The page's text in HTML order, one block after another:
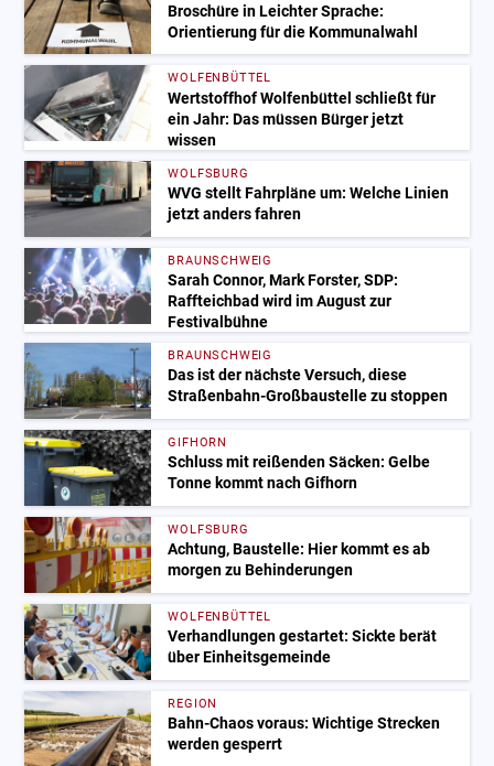
Broschüre in Leichter Sprache:
Orientierung für die Kommunalwahl
WOLFENBÜTTEL
Wertstoffhof Wolfenbüttel schließt für
ein Jahr: Das müssen Bürger jetzt
wissen
WOLFSBURG
WVG stellt Fahrpläne um: Welche Linien
jetzt anders fahren
BRAUNSCHWEIG
Sarah Connor, Mark Forster, SDP:
Raffteichbad wird im August zur
Festivalbühne
BRAUNSCHWEIG
Das ist der nächste Versuch, diese
Straßenbahn-Großbaustelle zu stoppen
GIFHORN
Schluss mit reißenden Säcken: Gelbe
Tonne kommt nach Gifhorn
WOLFSBURG
Achtung, Baustelle: Hier kommt es ab
morgen zu Behinderungen
WOLFENBÜTTEL
Verhandlungen gestartet: Sickte berät
über Einheitsgemeinde
REGION
Bahn-Chaos voraus: Wichtige Strecken
werden gesperrt